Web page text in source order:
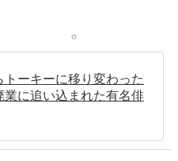
ーキーに移り変わった
業に追い込まれた有名俳